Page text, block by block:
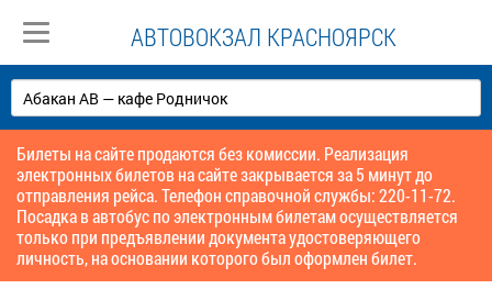
АВТОВОКЗАЛ КРАСНОЯРСК
Билеты на сайте продаются без комиссии. Реализация
электронных билетов на сайте закрывается за 5 минут до
отправления рейса. Телефон справочной службы: 220-11-72.
Посадка в автобус по электронным билетам осуществляется
только при предъявлении документа удостоверяющего
личность, на основании которого был оформлен билет.